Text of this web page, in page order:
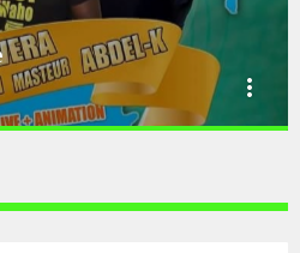
more_vert